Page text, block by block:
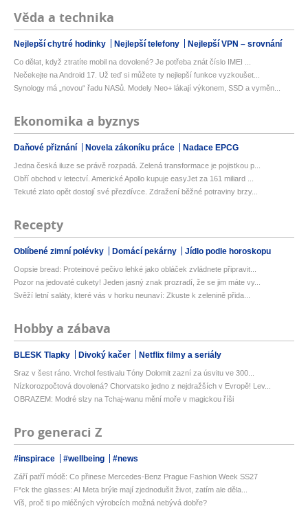
Věda a technika
Nejlepší chytré hodinky Nejlepší telefony Nejlepší VPN – srovnání
Co dělat, když ztratíte mobil na dovolené? Je potřeba znát číslo IMEI ...
Nečekejte na Android 17. Už teď si můžete ty nejlepší funkce vyzkoušet...
Synology má „novou“ řadu NASů. Modely Neo+ lákají výkonem, SSD a vyměn...
Ekonomika a byznys
Daňové přiznání Novela zákoníku práce Nadace EPCG
Jedna česká iluze se právě rozpadá. Zelená transformace je pojistkou p...
Obří obchod v letectví. Americké Apollo kupuje easyJet za 161 miliard ...
Tekuté zlato opět dostojí své přezdívce. Zdražení běžné potraviny brzy...
Recepty
Oblíbené zimní polévky Domácí pekárny Jídlo podle horoskopu
Oopsie bread: Proteinové pečivo lehké jako obláček zvládnete připravit...
Pozor na jedovaté cukety! Jeden jasný znak prozradí, že se jim máte vy...
Svěží letní saláty, které vás v horku neunaví: Zkuste k zelenině přida...
Hobby a zábava
BLESK Tlapky Divoký kačer Netflix filmy a seriály
Sraz v šest ráno. Vrchol festivalu Tóny Dolomit zazní za úsvitu ve 300...
Nízkorozpočtová dovolená? Chorvatsko jedno z nejdražších v Evropě! Lev...
OBRAZEM: Modré slzy na Tchaj-wanu mění moře v magickou říši
Pro generaci Z
#inspirace #wellbeing #news
Září patří módě: Co přinese Mercedes-Benz Prague Fashion Week SS27
F*ck the glasses: AI Meta brýle mají zjednodušit život, zatím ale děla...
Víš, proč ti po mléčných výrobcích možná nebývá dobře?